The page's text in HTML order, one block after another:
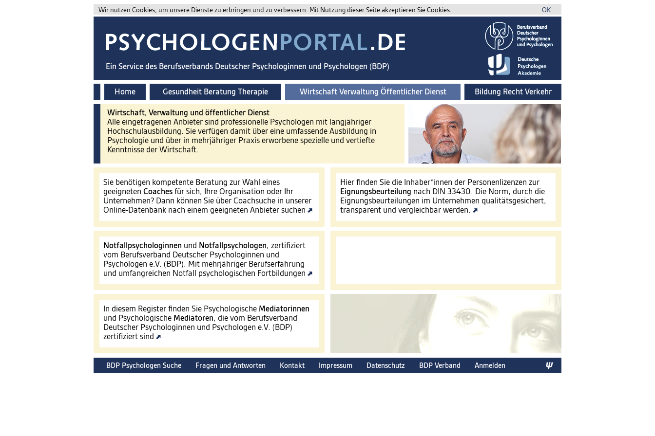
Wir nutzen Cookies, um unsere Dienste zu erbringen und zu verbessern. Mit Nutzung dieser Seite akzeptieren Sie Cookies. OK
Ein Service des Berufsverbands Deutscher Psychologinnen und Psychologen (BDP)
Home Gesundheit Beratung Therapie Wirtschaft Verwaltung Öffentlicher Dienst Bildung Recht Verkehr
Wirtschaft, Verwaltung und öffentlicher Dienst
Alle eingetragenen Anbieter sind professionelle Psychologen mit langjähriger
Hochschulausbildung. Sie verfügen damit über eine umfassende Ausbildung in
Psychologie und über in mehrjähriger Praxis erworbene spezielle und vertiefte
Kenntnisse der Wirtschaft.
Sie benötigen kompetente Beratung zur Wahl eines
geeigneten Coaches für sich, Ihre Organisation oder Ihr
Unternehmen? Dann können Sie über Coachsuche in unserer
Online-Datenbank nach einem geeigneten Anbieter suchen
Hier finden Sie die Inhaber*innen der Personenlizenzen zur
Eignungsbeurteilung nach DIN 33430. Die Norm, durch die
Eignungsbeurteilungen im Unternehmen qualitätsgesichert,
transparent und vergleichbar werden.
Notfallpsychologinnen und Notfallpsychologen, zertifiziert
vom Berufsverband Deutscher Psychologinnen und
Psychologen e.V. (BDP). Mit mehrjähriger Berufserfahrung
und umfangreichen Notfall psychologischen Fortbildungen
In diesem Register finden Sie Psychologische Mediatorinnen
und Psychologische Mediatoren, die vom Berufsverband
Deutscher Psychologinnen und Psychologen e.V. (BDP)
zertifiziert sind
BDP Psychologen Suche Fragen und Antworten Kontakt Impressum Datenschutz BDP Verband Anmelden